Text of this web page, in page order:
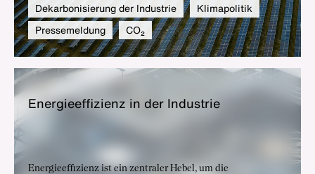
Dekarbonisierung der Industrie
Klimapolitik
Pressemeldung
CO₂
En­er­gie­ef­fi­zi­enz in der In­dus­trie
Energieeffizienz ist ein zentraler Hebel, um die